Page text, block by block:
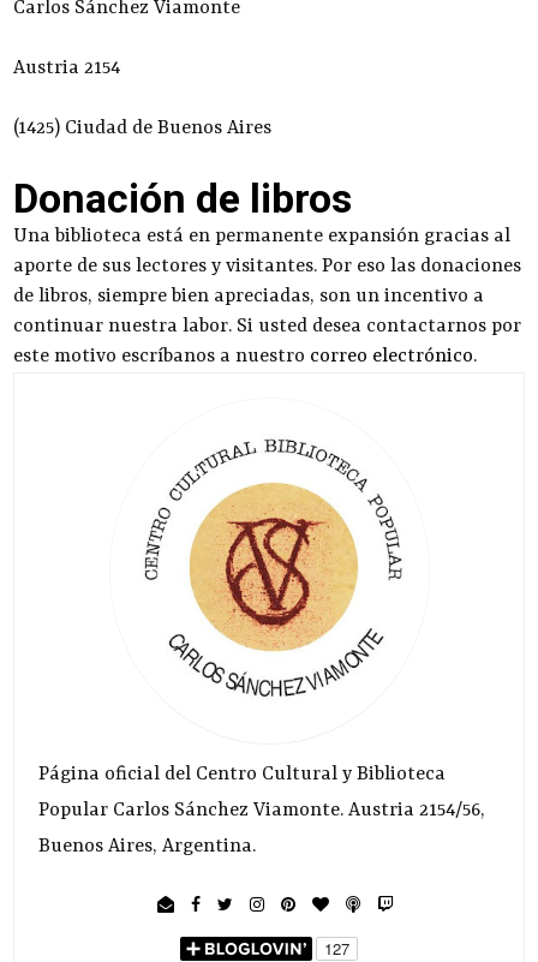
Carlos Sánchez Viamonte
Austria 2154
(1425) Ciudad de Buenos Aires
Donación de libros
Una biblioteca está en permanente expansión gracias al
aporte de sus lectores y visitantes. Por eso las donaciones
de libros, siempre bien apreciadas, son un incentivo a
continuar nuestra labor. Si usted desea contactarnos por
este motivo escríbanos a nuestro correo electrónico.
Página oficial del Centro Cultural y Biblioteca
Popular Carlos Sánchez Viamonte. Austria 2154/56,
Buenos Aires, Argentina.